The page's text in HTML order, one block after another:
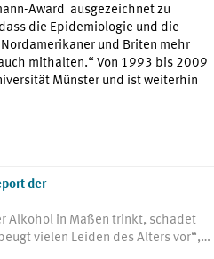
Award ausgezeichnet zu
die Epidemiologie und die
und Briten mehr
mithalten.“ Von 1993 bis 2009
Münster und ist weiterhin
der
Alkohol in Maßen trinkt, schadet
vielen Leiden des Alters vor“,…